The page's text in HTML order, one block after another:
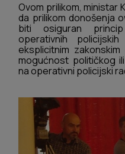
Ovom prilikom, ministar
da prilikom donošenja
biti osiguran
operativnih
eksplicitnim
mogućnost političkog
na operativni policijski